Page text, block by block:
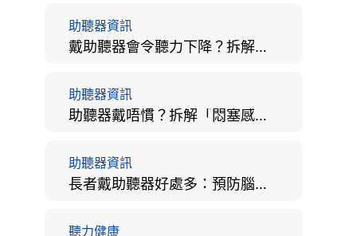
助聽器資訊
戴助聽器會令聽力下降？拆解越戴越聾迷思與聽覺剝奪真相
助聽器資訊
助聽器戴唔慣？拆解「悶塞感」成因、堵耳效應與 4 週適應期全攻略
助聽器資訊
長者戴助聽器好處多：預防腦退化、9大誤區破解及家屬陪伴全手冊
聽力健康